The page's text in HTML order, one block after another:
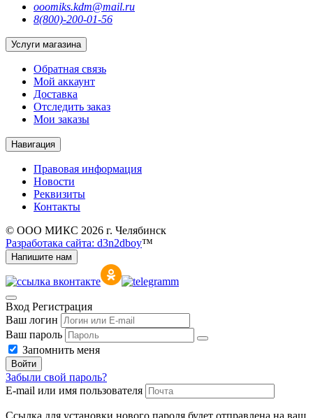
ooomiks.kdm@mail.ru
8(800)-200-01-56
Услуги магазина
Обратная связь
Мой аккаунт
Доставка
Отследить заказ
Мои заказы
Навигация
Правовая информация
Новости
Реквизиты
Контакты
© ООО МИКС 2026 г. Челябинск
Разработака сайта: d3n2dboy™
Напишите нам
Вход Регистрация
Ваш логин
Ваш пароль
Запомнить меня
Войти
Забыли свой пароль?
E-mail или имя пользователя